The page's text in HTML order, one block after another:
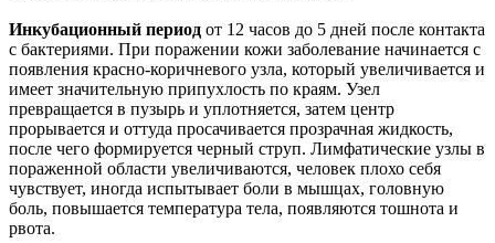
Инкубационный период от 12 часов до 5 дней после контакта
с бактериями. При поражении кожи заболевание начинается с
появления красно-коричневого узла, который увеличивается и
имеет значительную припухлость по краям. Узел
превращается в пузырь и уплотняется, затем центр
прорывается и оттуда просачивается прозрачная жидкость,
после чего формируется черный струп. Лимфатические узлы в
пораженной области увеличиваются, человек плохо себя
чувствует, иногда испытывает боли в мышцах, головную
боль, повышается температура тела, появляются тошнота и
рвота.